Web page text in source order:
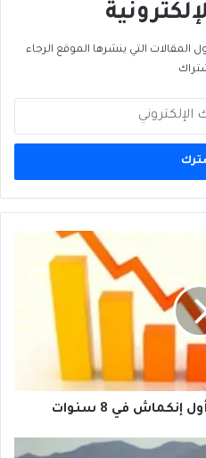
المقالات التي ينشرها الموقع الرجاء
في 8 سنوات